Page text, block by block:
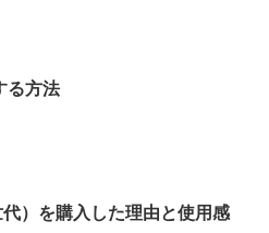
る方法
）を購入した理由と使用感